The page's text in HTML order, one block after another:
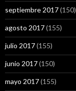
septiembre 2017(150)
agosto 2017(155)
julio 2017(155)
junio 2017(150)
mayo 2017(155)